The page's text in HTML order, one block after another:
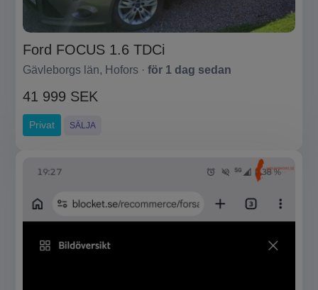
Ford FOCUS 1.6 TDCi
Gävleborgs län, Hofors · för 1 dag sedan
41 999 SEK
Privat SÄLJA